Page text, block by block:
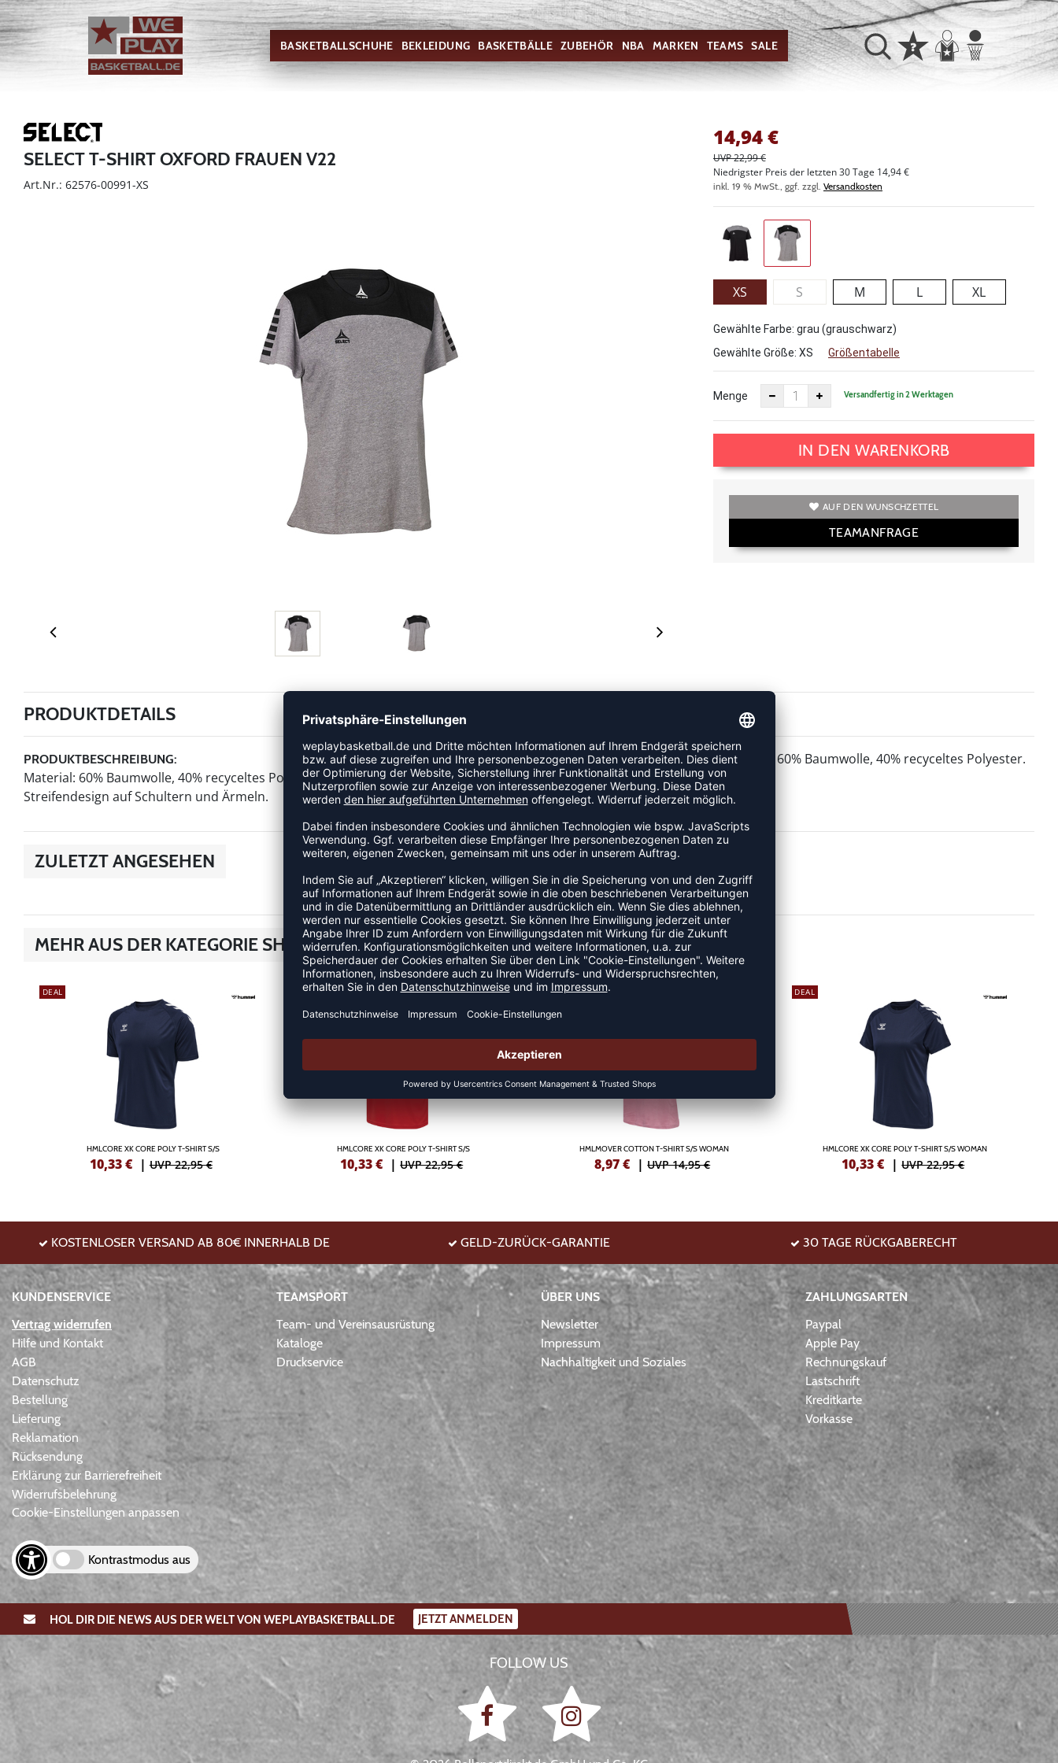
BASKETBALLSCHUHE BEKLEIDUNG BASKETBÄLLE ZUBEHÖR NBA MARKEN TEAMS SALE
SELECT T-SHIRT OXFORD FRAUEN V22
Art.Nr.: 62576-00991-XS
14,94€
UVP 22,99 €
Niedrigster Preis der letzten 30 Tage 14,94 €
inkl. 19 % MwSt., ggf. zzgl. Versandkosten
XS S M L XL
Gewählte Farbe: grau (grauschwarz)
Gewählte Größe: XS Größentabelle
Menge Versandfertig in 2 Werktagen
IN DEN WARENKORB
AUF DEN WUNSCHZETTEL
TEAMANFRAGE
PRODUKTDETAILS
PRODUKTBESCHREIBUNG:
Material: 60% Baumwolle, 40% recyceltes Polyester. Eigenschaften: Rundhalskragen. Gerader Schnitt.
Streifendesign auf Schultern und Ärmeln.
MATERIAL: 60% Baumwolle, 40% recyceltes Polyester.
ZULETZT ANGESEHEN
MEHR AUS DER KATEGORIE SHIRTS
DEAL
HMLCORE XK CORE POLY T-SHIRT S/S
10,33€ |UVP 22,95 €
DEAL
HMLCORE XK CORE POLY T-SHIRT S/S
10,33€ |UVP 22,95 €
DEAL
HMLMOVER COTTON T-SHIRT S/S WOMAN
8,97€ |UVP 14,95 €
DEAL
HMLCORE XK CORE POLY T-SHIRT S/S WOMAN
10,33€ |UVP 22,95 €
KOSTENLOSER VERSAND AB 80€ INNERHALB DE GELD-ZURÜCK-GARANTIE 30 TAGE RÜCKGABERECHT
KUNDENSERVICE
Vertrag widerrufen
Hilfe und Kontakt
AGB
Datenschutz
Bestellung
Lieferung
Reklamation
Rücksendung
Erklärung zur Barrierefreiheit
Widerrufsbelehrung
Cookie-Einstellungen anpassen
Kontrastmodus aus
TEAMSPORT
Team- und Vereinsausrüstung
Kataloge
Druckservice
ÜBER UNS
Newsletter
Impressum
Nachhaltigkeit und Soziales
ZAHLUNGSARTEN
Paypal
Apple Pay
Rechnungskauf
Lastschrift
Kreditkarte
Vorkasse
HOL DIR DIE NEWS AUS DER WELT VON WEPLAYBASKETBALL.DE JETZT ANMELDEN
FOLLOW US